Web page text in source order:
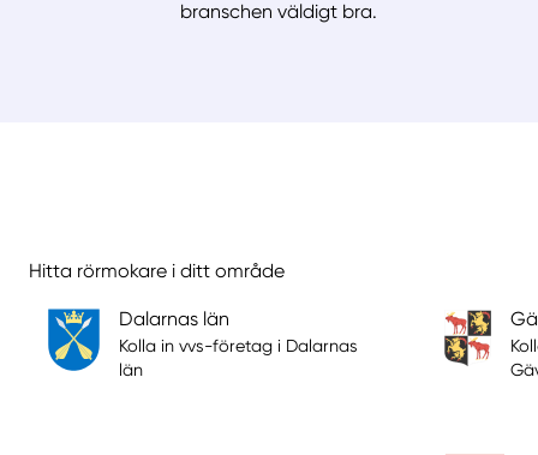
branschen väldigt bra.
Hitta rörmokare i ditt område
Dalarnas län
Kolla in vvs-företag i Dalarnas
län